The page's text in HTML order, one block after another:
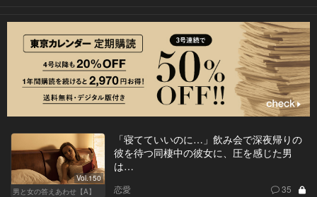
Vol.150
男と女の答えあわせ【A】
「寝てていいのに…」飲み会で深夜帰りの
彼を待つ同棲中の彼女に、圧を感じた男
は…
恋愛 35